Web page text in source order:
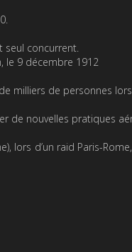
seul concurrent.
le 9 décembre 1912
milliers de personnes
de nouvelles pratiques
lors d’un raid Paris-